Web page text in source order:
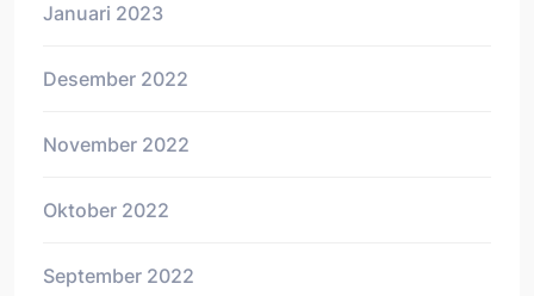
Januari 2023
Desember 2022
November 2022
Oktober 2022
September 2022